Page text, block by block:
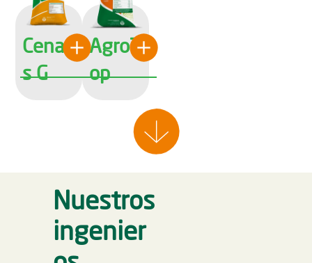
Cenafo
s G
AgroT
op
Nuestros
ingenier